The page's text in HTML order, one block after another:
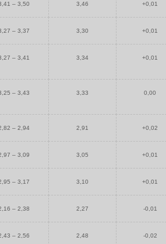
– 3,50 3,46 +0,01
– 3,37 3,30 +0,01
– 3,41 3,34 +0,01
– 3,43 3,33 0,00
– 2,94 2,91 +0,02
– 3,09 3,05 +0,01
– 3,17 3,10 +0,01
– 2,38 2,27 -0,01
– 2,56 2,48 -0,02